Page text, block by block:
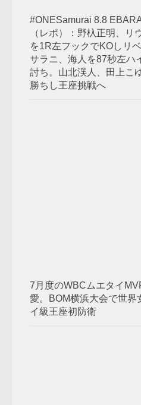
#ONESamurai 8.8
（レポ）：野杁正明、リ
を1R左フックでKOしリ
サラニ、海人を87秒左ハ
討ち。山北渓人、田上こ
勝ちし王座挑戦へ
7月度のWBCムエタイ
愛。BOM横浜大会で世界
イ級王座初防衛